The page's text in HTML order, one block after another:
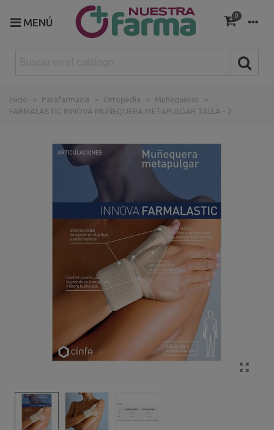
MENÚ
0
Inicio > Parafarmacia > Ortopedia > Muñequeras
>
FARMALASTIC INNOVA MUÑEQUERA METAPULGAR TALLA - 2